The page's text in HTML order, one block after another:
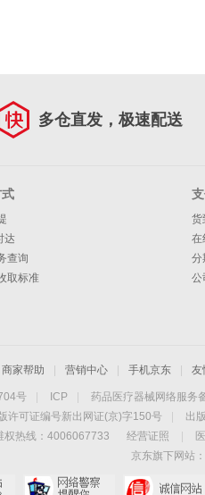
多仓直发，极速配送
达
查询
取标准
货
在
分
公
商家帮助 营销中心 手机京东 友
号 ICP 药品医疗器械网络服务
许可证编号新出网证(京)字150号
出
权热线：4006067733 经营证照
京东旗下网站：